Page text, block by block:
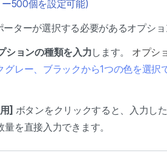
500個を設定可能)
ーターが選択する必要があるオプシ
ションの種類を入力します。 オプシ
グレー、ブラックから1つの色を選択
] ボタンをクリックすると、入力し
を直接入力できます。